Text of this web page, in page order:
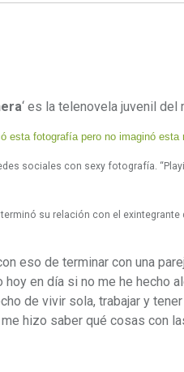
‘ es la telenovela juvenil del
esta fotografía pero no imaginó esta
sociales con sexy fotografía.
su relación con el exintegrante
eso de terminar con una
hoy en día si no me he hecho
de vivir sola, trabajar y
hizo saber qué cosas con